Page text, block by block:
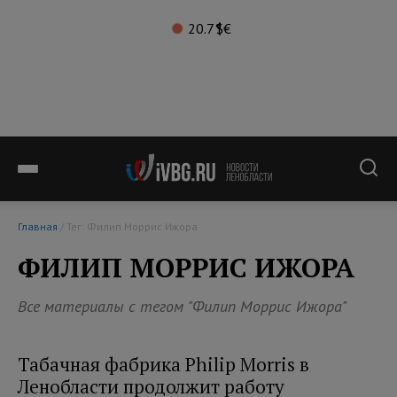
20.7°$€
Главная / Тег: Филип Моррис Ижора
ФИЛИП МОРРИС ИЖОРА
Все материалы с тегом "Филип Моррис Ижора"
Табачная фабрика Philip Morris в
Ленобласти продолжит работу